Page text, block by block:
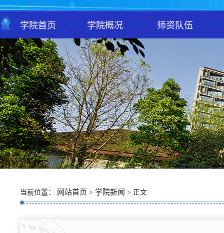
学院首页 学院概况 师资队伍
当前位置： 网站首页 > 学院新闻 > 正文